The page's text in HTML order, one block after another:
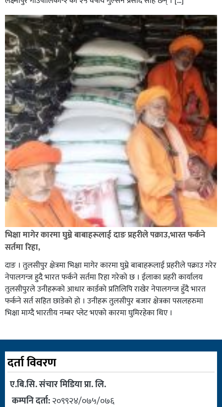
भिक्षा मागेर कारमा घुम्ने बाबाहरूलाई दाङ प्रहरीले पक्राउ,भारत फर्कने
सर्तमा रिहा,
दाङ । तुलसीपुर क्षेत्रमा भिक्षा मागेर कारमा घुम्ने बाबाहरूलाई प्रहरीले पक्राउ गरेर
नेपालगन्ज हुदै भारत फर्कने सर्तमा रिहा गरेको छ । ईलाका प्रहरी कार्यालय
तुलसीपुरले उनीहरूको आधार कार्डको प्रतिलिपि राखेर नेपालगन्ज हुँदै भारत
फर्कने सर्त सहित छाडेको हो । उनीहरू तुलसीपुर बजार क्षेत्रका पसलहरुमा
भिक्षा माग्दै भारतीय नम्बर प्लेट भएको कारमा घुमिरहेका थिए ।
दर्ता विवरण
ए.बि.सि. संचार मिडिया प्रा. लि.
कम्पनि दर्ता:२०९९२४/०७५/०७६